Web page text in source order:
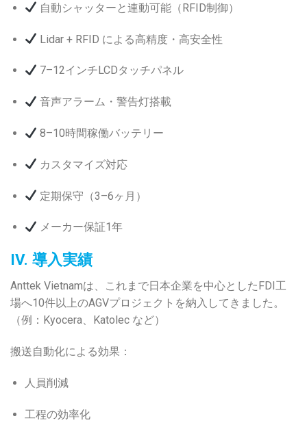
自動シャッターと連動可能（RFID制御）
Lidar + RFID による高精度・高安全性
7–12インチLCDタッチパネル
音声アラーム・警告灯搭載
8–10時間稼働バッテリー
カスタマイズ対応
定期保守（3–6ヶ月）
メーカー保証1年
IV. 導入実績
Anttek Vietnamは、これまで日本企業を中心としたFDI工
場へ10件以上のAGVプロジェクトを納入してきました。
（例：Kyocera、Katolec など）
搬送自動化による効果：
人員削減
工程の効率化